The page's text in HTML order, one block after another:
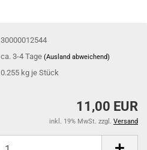
30000012544
ca. 3-4 Tage(Ausland abweichend)
0.255 kg je Stück
11,00 EUR
inkl. 19% MwSt. zzgl. Versand